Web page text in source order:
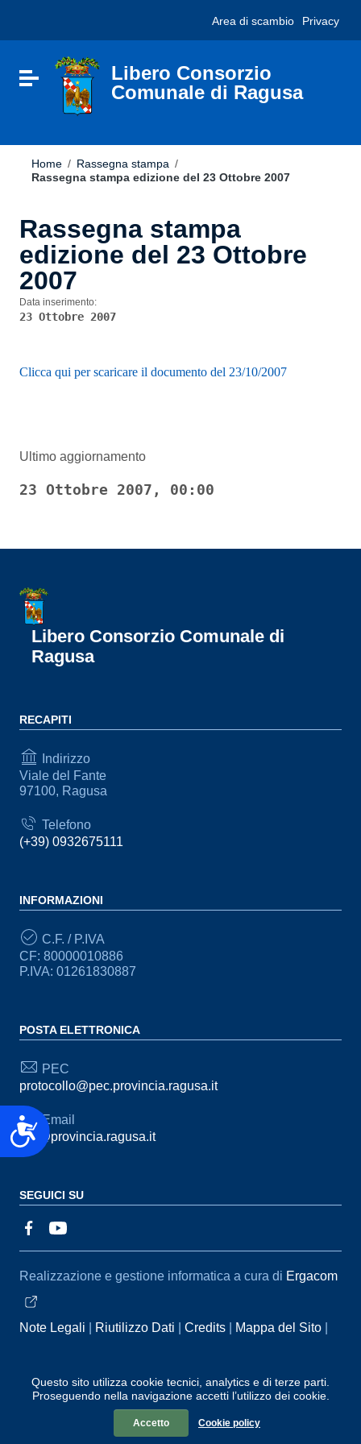
sito
include
Accessibilità
Questo sito utilizza cookie tecnici, analytics e di terze parti.
Proseguendo nella navigazione accetti l’utilizzo dei cookie.
Accetto Cookie policy
Vai al footer
Area di scambio Privacy
Attiva / disattiva la navigazione
Libero Consorzio
Comunale di Ragusa
Home / Rassegna stampa /
Rassegna stampa edizione del 23 Ottobre 2007
Rassegna stampa
edizione del 23 Ottobre
2007
Data inserimento:
23 Ottobre 2007
Clicca qui per scaricare il documento del 23/10/2007
Ultimo aggiornamento
23 Ottobre 2007, 00:00
Libero Consorzio Comunale di
Ragusa
RECAPITI
Indirizzo
Viale del Fante
97100, Ragusa
Telefono
(+39) 0932675111
INFORMAZIONI
C.F. / P.IVA
CF: 80000010886
P.IVA: 01261830887
POSTA ELETTRONICA
PEC
protocollo@pec.provincia.ragusa.it
Email
urp@provincia.ragusa.it
SEGUICI SU
Sezione Link Utili
Realizzazione e gestione informatica a cura di Ergacom
Note Legali Riutilizzo Dati Credits
Mappa del Sito
Segnalazioni
Statistiche accessi
Dichiarazione di
Accessibilità